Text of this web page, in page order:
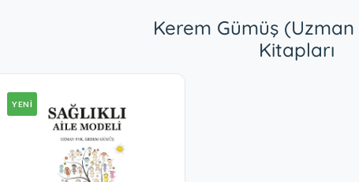
Kerem Gümüş
Kitapları
YENI